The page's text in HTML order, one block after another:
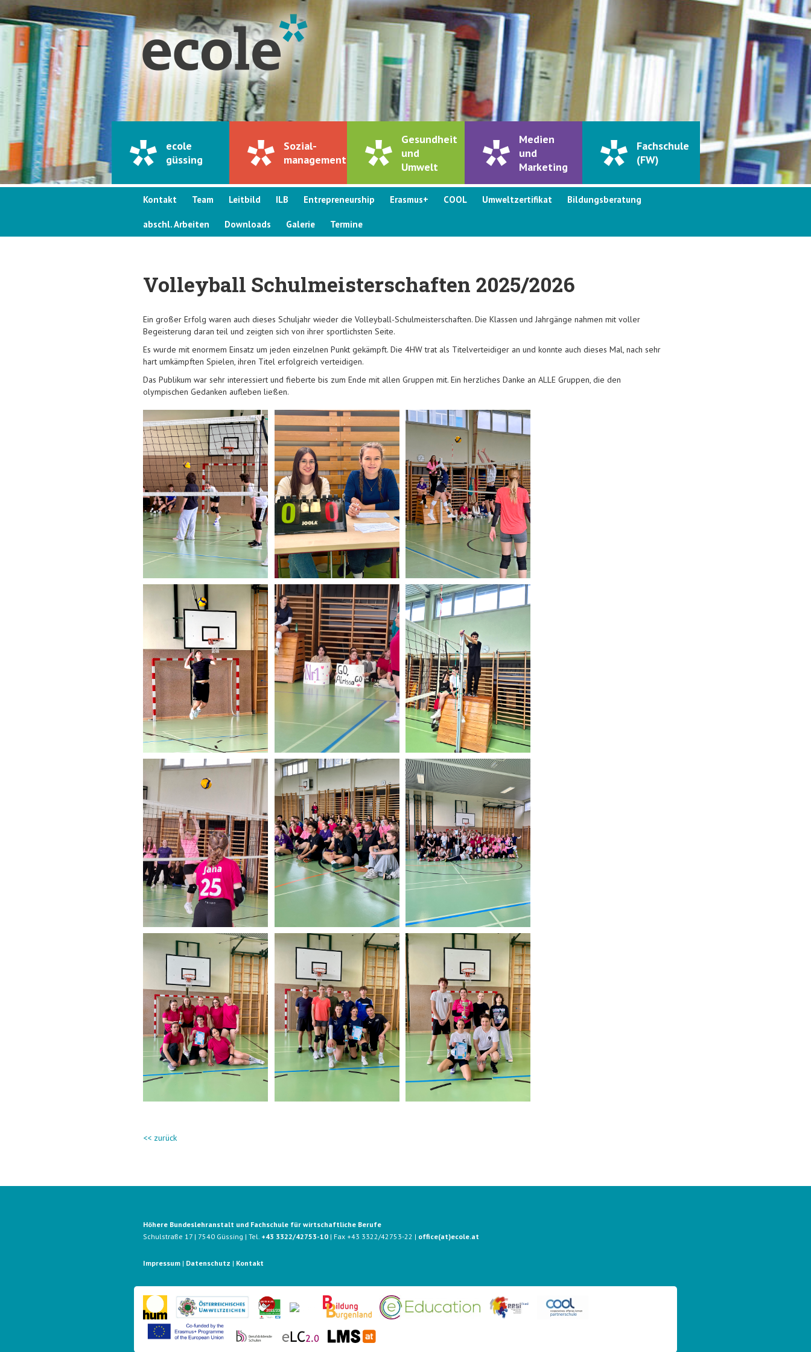
ecole
güssing
Sozial-
management
Gesundheit
und
Umwelt
Medien
und
Marketing
Fachschule
(FW)
Kontakt Team Leitbild ILB Entrepreneurship Erasmus+ COOL Umweltzertifikat Bildungsberatung
abschl. Arbeiten Downloads Galerie Termine
Volleyball Schulmeisterschaften 2025/2026
Ein großer Erfolg waren auch dieses Schuljahr wieder die Volleyball-Schulmeisterschaften. Die Klassen und Jahrgänge nahmen mit voller
Begeisterung daran teil und zeigten sich von ihrer sportlichsten Seite.
Es wurde mit enormem Einsatz um jeden einzelnen Punkt gekämpft. Die 4HW trat als Titelverteidiger an und konnte auch dieses Mal, nach sehr
hart umkämpften Spielen, ihren Titel erfolgreich verteidigen.
Das Publikum war sehr interessiert und fieberte bis zum Ende mit allen Gruppen mit. Ein herzliches Danke an ALLE Gruppen, die den
olympischen Gedanken aufleben ließen.
<< zurück
Höhere Bundeslehranstalt und Fachschule für wirtschaftliche Berufe
Schulstraße 17 | 7540 Güssing | Tel. +43 3322/42753-10 | Fax +43 3322/42753-22 | office(at)ecole.at
Impressum | Datenschutz | Kontakt